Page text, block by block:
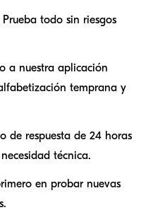
Prueba todo sin riesgos
a nuestra aplicación
temprana y
de respuesta de 24 horas
técnica.
en probar nuevas